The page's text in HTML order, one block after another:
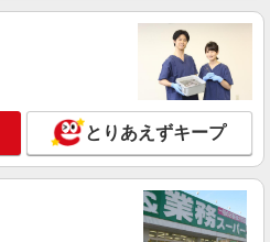
ソリン代含む)＞
詳細を見る
NEW
日勤のみ＆残業ナシ！お迎えに
サービス
円〜2062円 ＜日払い有/週払い有/交
とりあえずキープ